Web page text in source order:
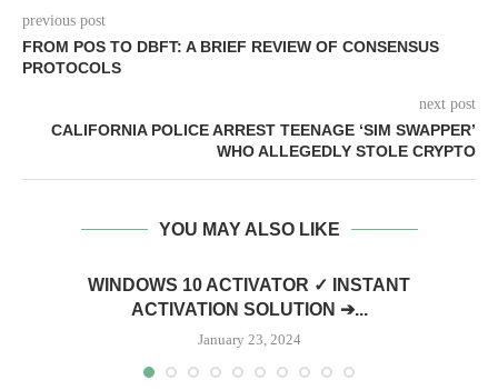
previous post
FROM POS TO DBFT: A BRIEF REVIEW OF CONSENSUS
PROTOCOLS
next post
CALIFORNIA POLICE ARREST TEENAGE ‘SIM SWAPPER’
WHO ALLEGEDLY STOLE CRYPTO
YOU MAY ALSO LIKE
WINDOWS 10 ACTIVATOR ✓ INSTANT
ACTIVATION SOLUTION ➔...
January 23, 2024